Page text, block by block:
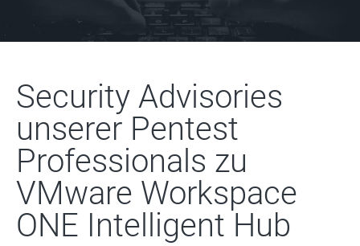
Security Advisories
unserer Pentest
Professionals zu
VMware Workspace
ONE Intelligent Hub